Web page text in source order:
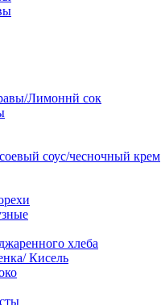
Лимоннй сок
соус/чесночный крем
хлеба
Кисель